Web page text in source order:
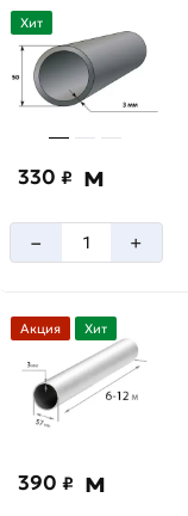
Хит
330 ₽ м
– +
Акция Хит
390 ₽ м